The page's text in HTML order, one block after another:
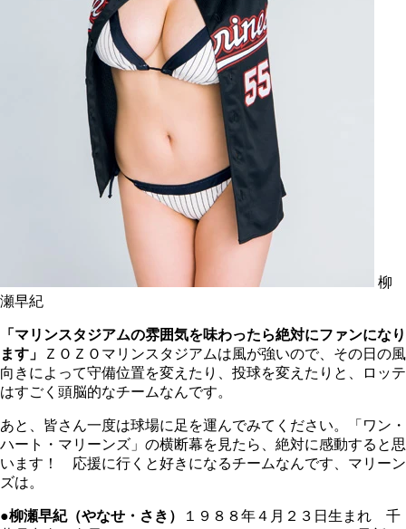
柳
瀬早紀
「マリンスタジアムの雰囲気を味わったら絶対にファンになり
ます」
ＺＯＺＯマリンスタジアムは風が強いので、その日の風
向きによって守備位置を変えたり、投球を変えたりと、ロッテ
はすごく頭脳的なチームなんです。
あと、皆さん一度は球場に足を運んでみてください。「ワン・
ハート・マリーンズ」の横断幕を見たら、絶対に感動すると思
います！ 応援に行くと好きになるチームなんです、マリーン
ズは。
●柳瀬早紀（やなせ・さき）
１９８８年４月２３日生まれ 千